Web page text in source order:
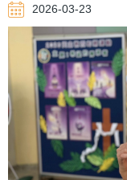
連
2026-03-23